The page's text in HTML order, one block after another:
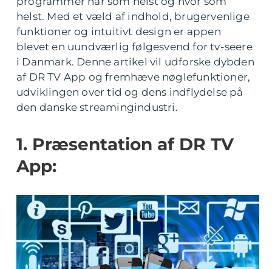
helst. Med et væld af indhold, brugervenlige
funktioner og intuitivt design er appen
blevet en uundværlig følgesvend for tv-seere
i Danmark. Denne artikel vil udforske dybden
af DR TV App og fremhæve nøglefunktioner,
udviklingen over tid og dens indflydelse på
den danske streamingindustri.
1. Præsentation af DR TV
App: